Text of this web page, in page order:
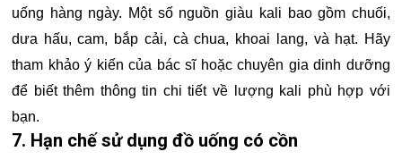
uống hàng ngày. Một số nguồn giàu kali bao gồm chuối,
dưa hấu, cam, bắp cải, cà chua, khoai lang, và hạt. Hãy
tham khảo ý kiến của bác sĩ hoặc chuyên gia dinh dưỡng
để biết thêm thông tin chi tiết về lượng kali phù hợp với
bạn.
7. Hạn chế sử dụng đồ uống có cồn